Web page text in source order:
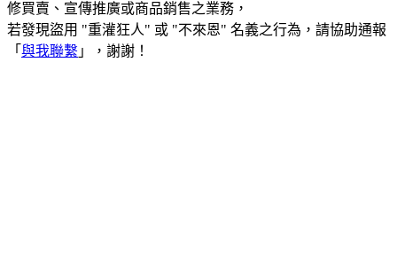
修買賣、宣傳推廣或商品銷售之業務，
若發現盜用 "重灌狂人" 或 "不來恩" 名義之行為，請協助通報
「 與我聯繫 」，謝謝！